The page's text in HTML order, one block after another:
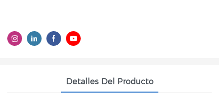
Detalles Del Producto